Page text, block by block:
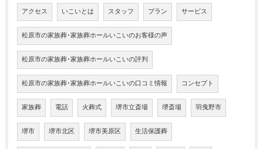
アクセス いこいとは スタッフ プラン サービス
松原市の家族葬･家族葬ホールいこいのお客様の声
松原市の家族葬･家族葬ホールいこいの評判
松原市の家族葬･家族葬ホールいこいの口コミ情報 コンセプト
家族葬 電話 火葬式 堺市立斎場 堺斎場 羽曳野市
堺市 堺市北区 堺市美原区 生活保護葬